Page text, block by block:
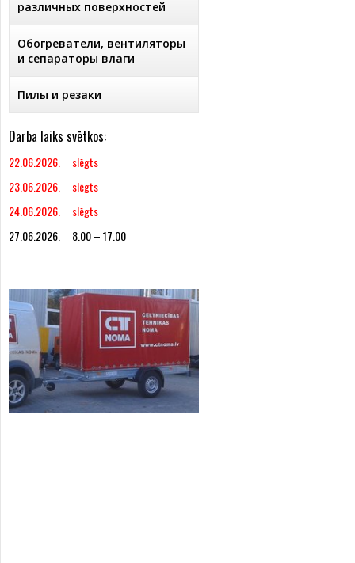
различных поверхностей
Обогреватели, вентиляторы
и сепараторы влаги
Пилы и резаки
Darba laiks svētkos:
22.06.2026. slēgts
23.06.2026. slēgts
24.06.2026. slēgts
27.06.2026. 8.00 – 17.00